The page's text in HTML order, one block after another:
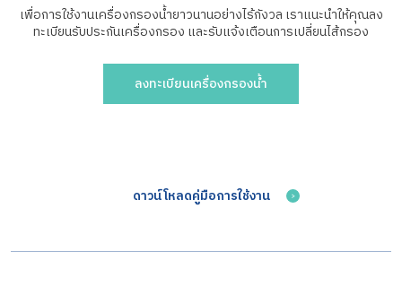
เพื่อการใช้งานเครื่องกรองน้ำยาวนานอย่างไร้กังวล เราแนะนำให้คุณลง
ทะเบียนรับประกันเครื่องกรอง และรับแจ้งเตือนการเปลี่ยนไส้กรอง
ลงทะเบียนเครื่องกรองน้ำ
ดาวน์โหลดคู่มือการใช้งาน